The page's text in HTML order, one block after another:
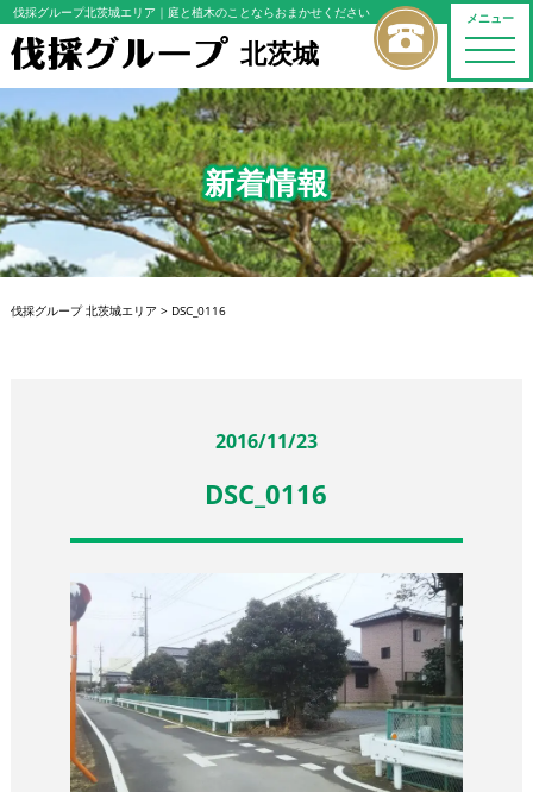
メニュー
toggle
伐採グループ北茨城エリア ｜庭と植木のことならおまかせください
北茨城
新着情報
伐採グループ 北茨城エリア > DSC_0116
2016/11/23
DSC_0116